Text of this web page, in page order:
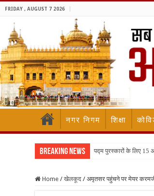
FRIDAY , AUGUST 7 2026
नगर निगम शिक्षा
Breaking News पद्म पुरस्कारों के लिए
Home / खेलकूद / अमृतसर पहुंचने पर मेयर